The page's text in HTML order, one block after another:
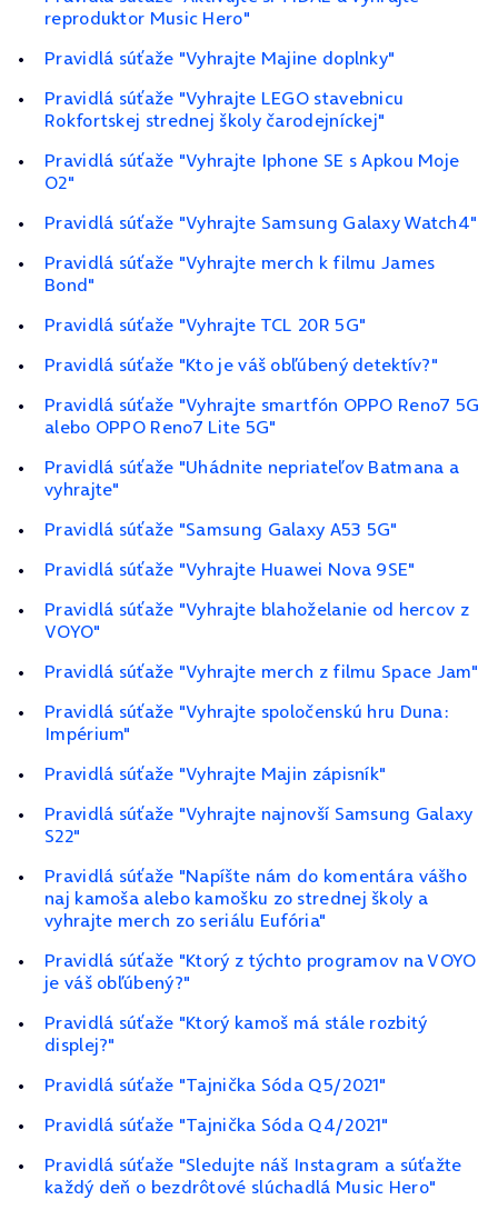
reproduktor Music Hero"
Pravidlá súťaže "Vyhrajte Majine doplnky"
Pravidlá súťaže "Vyhrajte LEGO stavebnicu
Rokfortskej strednej školy čarodejníckej"
Pravidlá súťaže "Vyhrajte Iphone SE s Apkou Moje
O2"
Pravidlá súťaže "Vyhrajte Samsung Galaxy Watch4"
Pravidlá súťaže "Vyhrajte merch k filmu James
Bond"
Pravidlá súťaže "Vyhrajte TCL 20R 5G"
Pravidlá súťaže "Kto je váš obľúbený detektív?"
Pravidlá súťaže "Vyhrajte smartfón OPPO Reno7 5G
alebo OPPO Reno7 Lite 5G"
Pravidlá súťaže "Uhádnite nepriateľov Batmana a
vyhrajte"
Pravidlá súťaže "Samsung Galaxy A53 5G"
Pravidlá súťaže "Vyhrajte Huawei Nova 9SE"
Pravidlá súťaže "Vyhrajte blahoželanie od hercov z
VOYO"
Pravidlá súťaže "Vyhrajte merch z filmu Space Jam"
Pravidlá súťaže "Vyhrajte spoločenskú hru Duna:
Impérium"
Pravidlá súťaže "Vyhrajte Majin zápisník"
Pravidlá súťaže "Vyhrajte najnovší Samsung Galaxy
S22"
Pravidlá súťaže "Napíšte nám do komentára vášho
naj kamoša alebo kamošku zo strednej školy a
vyhrajte merch zo seriálu Eufória"
Pravidlá súťaže "Ktorý z týchto programov na VOYO
je váš obľúbený?"
Pravidlá súťaže "Ktorý kamoš má stále rozbitý
displej?"
Pravidlá súťaže "Tajnička Sóda Q5/2021"
Pravidlá súťaže "Tajnička Sóda Q4/2021"
Pravidlá súťaže "Sledujte náš Instagram a súťažte
každý deň o bezdrôtové slúchadlá Music Hero"